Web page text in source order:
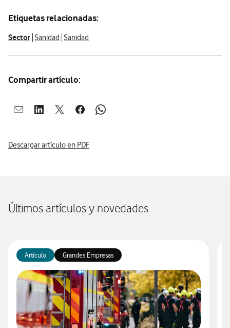
Etiquetas relacionadas:
Sector Sanidad Sanidad
Compartir artículo:
Abrir ventana para compartir en mail
Abrir ventana para compartir en linkedin
Abrir ventana para compartir en twitter
Abrir ventana para compartir en facebook
Abrir ventana para compartir en
Descargar artículo en PDF
Últimos artículos y novedades
Artículo Grandes Empresas